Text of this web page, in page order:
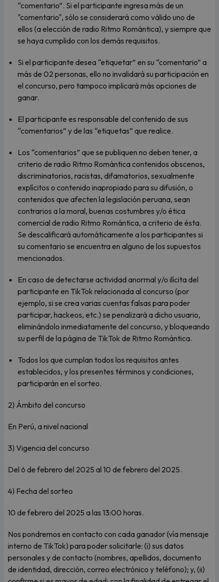
“comentario”. Si el participante ingresa más de un
"comentario", sólo se considerará como válido uno de
ellos (a elección de radio Ritmo Romántica), y siempre que
se haya cumplido con los demás requisitos.
Si el participante desea “etiquetar” en su “comentario” a
más de 02 personas, ello no invalidará su participación en
el concurso, pero tampoco implicará más opciones de
ganar.
El participante es responsable del contenido de sus
“comentarios” y de las “etiquetas” que realice.
Los “comentarios” que se publiquen no deben tener, a
criterio de radio Ritmo Romántica contenidos obscenos,
discriminatorios, racistas, difamatorios, sexualmente
explícitos o contenido inapropiado para su difusión, o
contenidos que afecten la legislación peruana, sean
contrarios a la moral, buenas costumbres y/o ética
comercial de radio Ritmo Romántica, a criterio de ésta.
Se descalificará automáticamente a los participantes si
su comentario se encuentra en alguno de los supuestos
mencionados.
En caso de detectarse actividad anormal y/o ilícita del
participante en TikTok relacionada al concurso (por
ejemplo, si se crea varias cuentas falsas para poder
participar, hackeos, etc.) se penalizará a dicho usuario,
eliminándolo inmediatamente del concurso, y bloqueando
su perfil de la página de TikTok de Ritmo Romántica.
Todos los que cumplan todos los requisitos antes
establecidos, y los presentes términos y condiciones,
participarán en el sorteo.
2) Ámbito del concurso
En Perú, a nivel nacional
3) Vigencia del concurso
Del 6 de febrero del 2025 al 10 de febrero del 2025.
4) Fecha del sorteo
10 de febrero del 2025 a las 13:00 horas.
Nos pondremos en contacto con cada ganador (vía mensaje
interno de TikTok) para poder solicitarle: (i) sus datos
personales y de contacto (nombres, apellidos, documento
de identidad, dirección, correo electrónico y teléfono); y, (ii)